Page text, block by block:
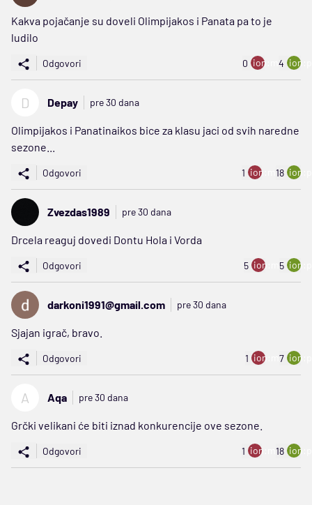
Kakva pojačanje su doveli Olimpijakos i Panata pa to je
ludilo
Odgovori 0 ion:minus
4
D Depay pre 30 dana
Olimpijakos i Panatinaikos bice za klasu jaci od svih naredne
sezone...
Odgovori 1 ion:minus
18
Zvezdas1989 pre 30 dana
Drcela reaguj dovedi Dontu Hola i Vorda
Odgovori 5 ion:minus
5
darkoni1991@gmail.com pre 30 dana
Sjajan igrač, bravo.
Odgovori 1 ion:minus
7
A Aqa pre 30 dana
Grčki velikani će biti iznad konkurencije ove sezone.
Odgovori 1 ion:minus
18